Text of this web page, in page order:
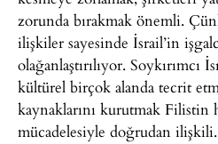
zorunda bırakmak önemli.
ilişkiler sayesinde İsrail’in
olağanlaştırılıyor.
kültürel birçok alanda tecrit
kaynaklarını kurutmak Filistin
mücadelesiyle doğrudan ilişkili.